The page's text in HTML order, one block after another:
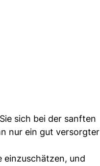
sich bei der sanften
nur ein gut versorgter
einzuschätzen, und